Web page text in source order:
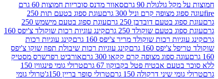
גולגולת 90 גרם
סאוור מדנס סוכריות חמוצות 60 גרם
מצופה קרם וניל 300 גרם
עוגת ספוג בטעם תות 250
בטעם דובדבן 250 גרם
עוגת ספוג בטעם מישמש 250
בטעם שוקולד 250 גרם
קינג עוגיות רכות שוקולד צ'יפס 160
רכות שוקולד מריר צ'יפס 160 גרם
קינג עוגיות רכות
160 גרם
קינג עוגיות רכות שיבולת תפוז שוקו צ'יפס
ספוג מצופה קרם קקאו 300 גרם
אורביט רפרשרס מסטיק
אבטיח פטל בקבוקון 67 גרם
טרולי גומי פינגווין 150
שיני דרקולה 150 גרם
טרולי סופר בריין 150ג'
טרולי גומי